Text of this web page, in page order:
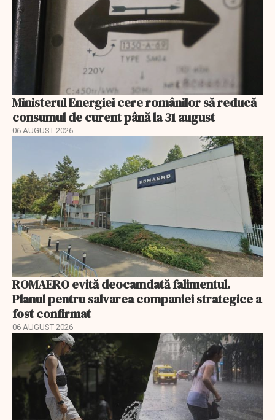
Ministerul Energiei cere românilor să reducă
consumul de curent până la 31 august
06 AUGUST 2026
ROMAERO evită deocamdată falimentul.
Planul pentru salvarea companiei strategice a
fost confirmat
06 AUGUST 2026